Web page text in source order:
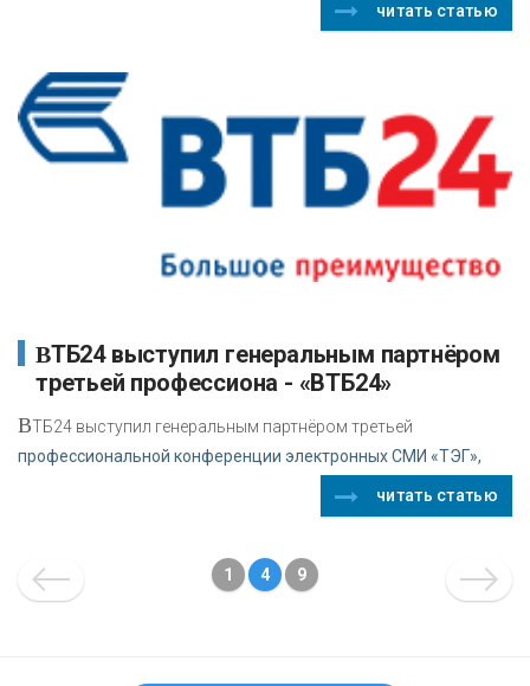
читать статью
ВТБ24 выступил генеральным партнёром
третьей профессиона - «ВТБ24»
ВТБ24 выступил генеральным партнёром третьей
профессиональной конференции электронных СМИ «ТЭГ»,
читать статью
1 4 9